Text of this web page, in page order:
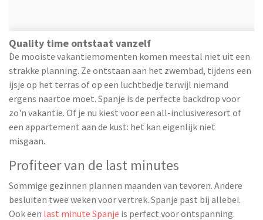
Quality time ontstaat vanzelf
De mooiste vakantiemomenten komen meestal niet uit een
strakke planning. Ze ontstaan aan het zwembad, tijdens een
ijsje op het terras of op een luchtbedje terwijl niemand
ergens naartoe moet. Spanje is de perfecte backdrop voor
zo'n vakantie. Of je nu kiest voor een all-inclusiveresort of
een appartement aan de kust: het kan eigenlijk niet
misgaan.
Profiteer van de last minutes
Sommige gezinnen plannen maanden van tevoren. Andere
besluiten twee weken voor vertrek. Spanje past bij allebei.
Ook een last minute Spanje is perfect voor ontspanning.